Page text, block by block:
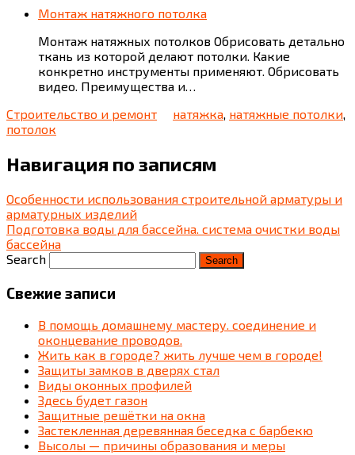
Монтаж натяжного потолка
Монтаж натяжных потолков Обрисовать детально
ткань из которой делают потолки. Какие
конкретно инструменты применяют. Обрисовать
видео. Преимущества и…
Строительство и ремонт
натяжка, натяжные потолки,
потолок
Навигация по записям
Особенности использования строительной арматуры и
арматурных изделий
Подготовка воды для бассейна. система очистки воды
бассейна
Search
Свежие записи
В помощь домашнему мастеру. соединение и
оконцевание проводов.
Жить как в городе? жить лучше чем в городе!
Защиты замков в дверях стал
Виды оконных профилей
Здесь будет газон
Защитные решётки на окна
Застекленная деревянная беседка c барбекю
Высолы — причины образования и меры